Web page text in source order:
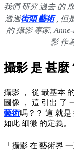
我們 研究 過去 的
透過街頭 藝術, 但
的 攝影 專家,
影 作
攝影 是 甚麼
攝影 ， 從 最基本
圖像 ， 這 引出 了
藝術嗎？？ 這 就是
如此 細微 的定義。
「攝影 在 藝術界